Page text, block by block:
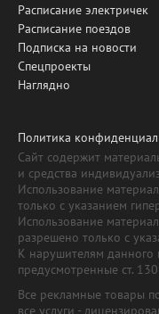
Расписание электричек
Расписание поездов
Подписка на новости
Спецпроекты
Наглядно
Политика
Сайт содержит
и средства
Использование
только с указанием
Использование
разрешено только с
К нарушителям данного
предусмотренные ст.
Все рекламные товары
все услуги -